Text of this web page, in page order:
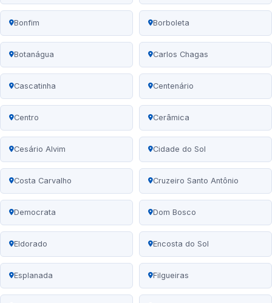
Bonfim Borboleta
Botanágua Carlos Chagas
Cascatinha Centenário
Centro Cerâmica
Cesário Alvim Cidade do Sol
Costa Carvalho Cruzeiro Santo Antônio
Democrata Dom Bosco
Eldorado Encosta do Sol
Esplanada Filgueiras